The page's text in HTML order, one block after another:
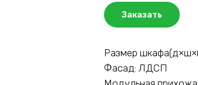
Заказать
Размер
Фасад: ЛДСП